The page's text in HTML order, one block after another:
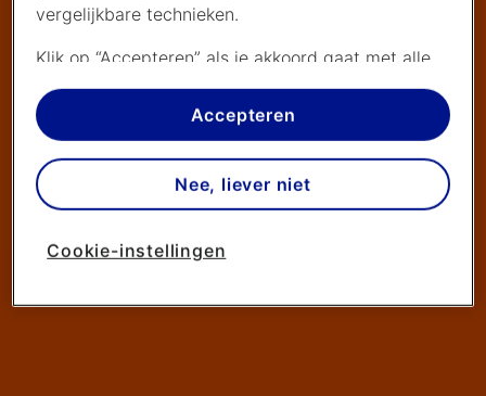
vergelijkbare technieken.
Klik op “Accepteren” als je akkoord gaat met alle
cookies. Kies je voor “Nee, liever niet”, dan
plaatsen we alleen strikt noodzakelijke cookies om
de website goed te laten werken. Dat betekent
dat we geen vormen van personalisatie
toepassen.
cookies worden geplaatst. Je kan je keuze altijd
privacy beleidlees je meer over hoe we omgaan
Accepteren
Nee, liever niet
Cookie-instellingen